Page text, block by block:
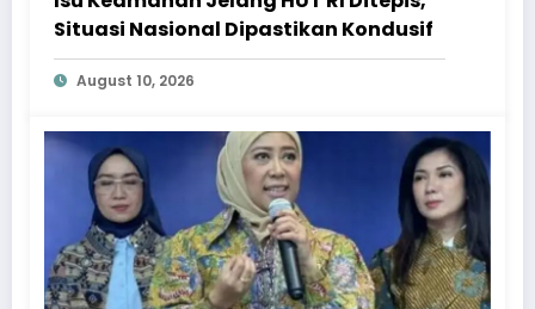
Situasi Nasional Dipastikan Kondusif
August 10, 2026